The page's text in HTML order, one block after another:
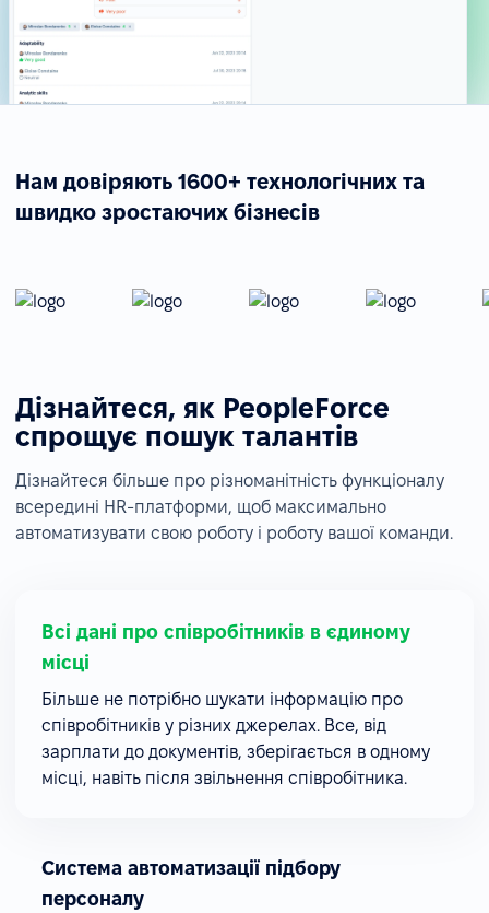
Нам довіряють 1600+ технологічних та
швидко зростаючих бізнесів
Дізнайтеся, як PeopleForce
спрощує пошук талантів
Дізнайтеся більше про різноманітність функціоналу
всередині HR-платформи, щоб максимально
автоматизувати свою роботу і роботу вашої команди.
Всі дані про співробітників в єдиному
місці
Більше не потрібно шукати інформацію про
співробітників у різних джерелах. Все, від
зарплати до документів, зберігається в одному
місці, навіть після звільнення співробітника.
Система автоматизації підбору
персоналу